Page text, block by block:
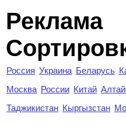
Реклама
Россия Украина Беларусь
Москва России Китай
Таджикистан Кыргызстан